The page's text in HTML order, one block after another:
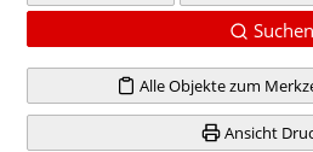
Suchen
Alle Objekte zum
Ansicht